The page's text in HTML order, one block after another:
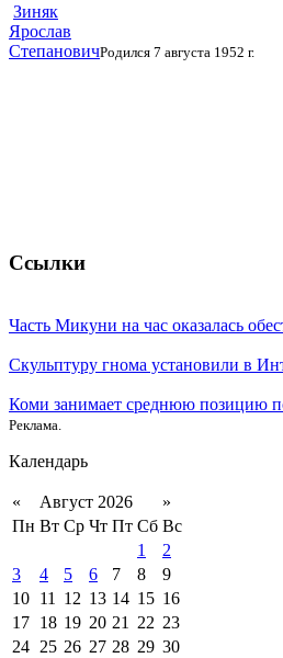
Зиняк
Ярослав
СтепановичРодился 7 августа 1952 г.
Ссылки
Часть Микуни на час оказалась
Скульптуру гнома установили в
Коми занимает среднюю позицию
Реклама.
Календарь
« Август 2026
»
Пн Вт Ср Чт Пт Сб Вс
1
2
3
4 5 6 7 8
9
10 11 12 13 14 15 16
17 18 19 20 21 22 23
24 25 26 27 28 29 30